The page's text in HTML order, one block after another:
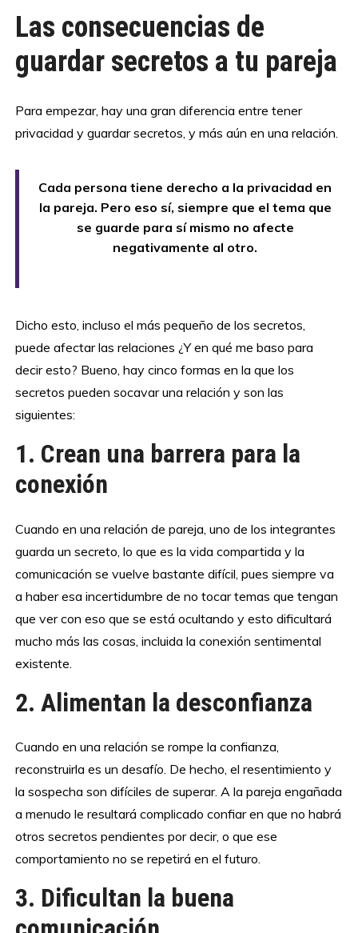
Las consecuencias de
guardar secretos a tu pareja
Para empezar, hay una gran diferencia entre tener
privacidad y guardar secretos, y más aún en una relación.
Cada persona tiene derecho a la privacidad en
la pareja. Pero eso sí, siempre que el tema que
se guarde para sí mismo no afecte
negativamente al otro.
Dicho esto, incluso el más pequeño de los secretos,
puede afectar las relaciones ¿Y en qué me baso para
decir esto? Bueno, hay cinco formas en la que los
secretos pueden socavar una relación y son las
siguientes:
1. Crean una barrera para la
conexión
Cuando en una relación de pareja, uno de los integrantes
guarda un secreto, lo que es la vida compartida y la
comunicación se vuelve bastante difícil, pues siempre va
a haber esa incertidumbre de no tocar temas que tengan
que ver con eso que se está ocultando y esto dificultará
mucho más las cosas, incluida la conexión sentimental
existente.
2. Alimentan la desconfianza
Cuando en una relación se rompe la confianza,
reconstruirla es un desafío. De hecho, el resentimiento y
la sospecha son difíciles de superar. A la pareja engañada
a menudo le resultará complicado confiar en que no habrá
otros secretos pendientes por decir, o que ese
comportamiento no se repetirá en el futuro.
3. Dificultan la buena